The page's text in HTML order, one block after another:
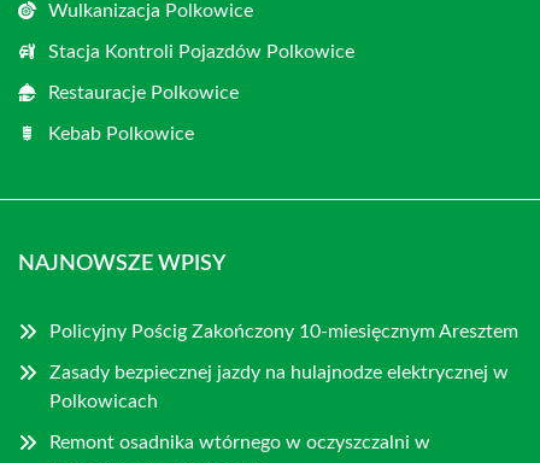
Wulkanizacja Polkowice
Stacja Kontroli Pojazdów Polkowice
Restauracje Polkowice
Kebab Polkowice
NAJNOWSZE WPISY
Policyjny Pościg Zakończony 10-miesięcznym Aresztem
Zasady bezpiecznej jazdy na hulajnodze elektrycznej w
Polkowicach
Remont osadnika wtórnego w oczyszczalni w